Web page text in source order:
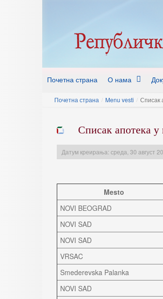
Почетна страна О нама
Почетна страна / Menu vesti / Списак
Списак апотека
Датум креирања: среда, 30 август
Mesto
NOVI BEOGRAD
NOVI SAD
NOVI SAD
VRSAC
Smederevska Palanka
NOVI SAD